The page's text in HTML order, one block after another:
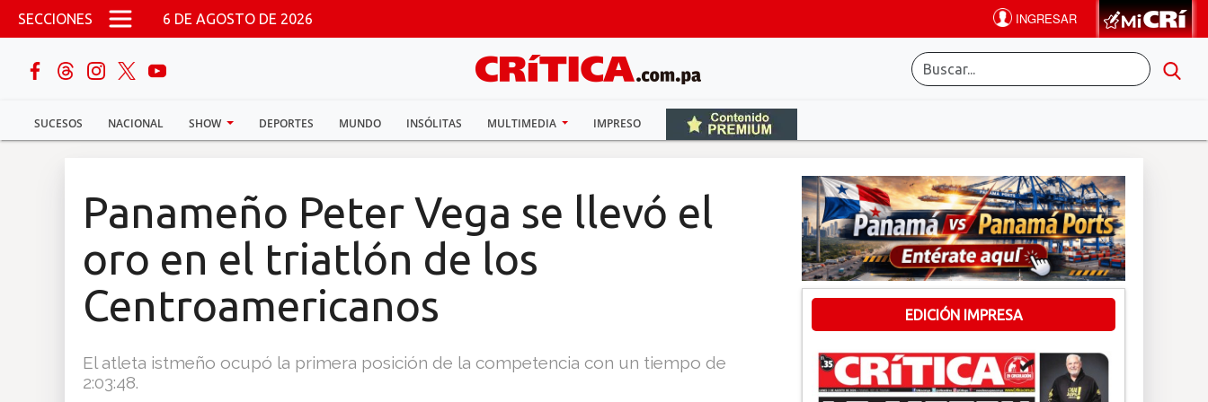
Pasar al contenido principal
SECCIONES 6 DE AGOSTO DE 2026
SUCESOS NACIONAL SHOW DEPORTES MUNDO INSÓLITAS MULTIMEDIA IMPRESO
buscar
Sucesos
Panameño Peter Vega se llevó el
oro en el triatlón de los
Centroamericanos
El atleta istmeño ocupó la primera posición de la competencia con un tiempo de
2:03:48.
EDICIÓN IMPRESA